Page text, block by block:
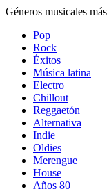
Géneros musicales
Pop
Rock
Éxitos
Música latina
Electro
Chillout
Reggaetón
Alternativa
Indie
Oldies
Merengue
House
Años 80